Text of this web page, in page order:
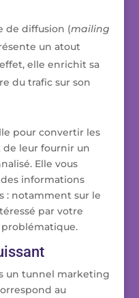
de diffusion (mailing
un atout
elle enrichit sa
du trafic sur son
pour convertir les
leur fournir un
Elle vous
informations
: notamment sur le
par votre
problématique.
un tunnel marketing
au